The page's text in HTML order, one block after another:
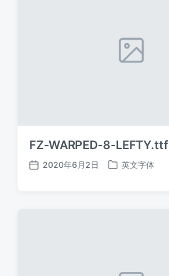
FZ-WARPED-8-LEFTY.ttf
发
2020年6月2日
发
英文字体